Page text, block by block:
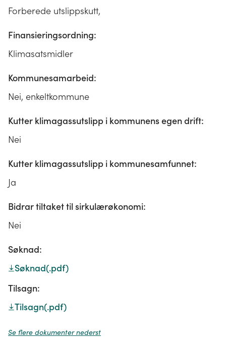
Forberede utslippskutt,
Finansieringsordning:
Klimasatsmidler
Kommunesamarbeid:
Nei, enkeltkommune
Kutter klimagassutslipp i kommunens egen drift:
Nei
Kutter klimagassutslipp i kommunesamfunnet:
Ja
Bidrar tiltaket til sirkulærøkonomi:
Nei
Søknad:
Søknad(.pdf)
Tilsagn:
Tilsagn(.pdf)
Se flere dokumenter nederst